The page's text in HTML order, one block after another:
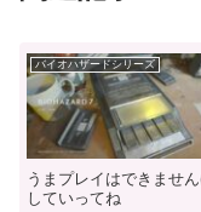
バイオハザードシリーズ
うまプレイはできませ
していってね